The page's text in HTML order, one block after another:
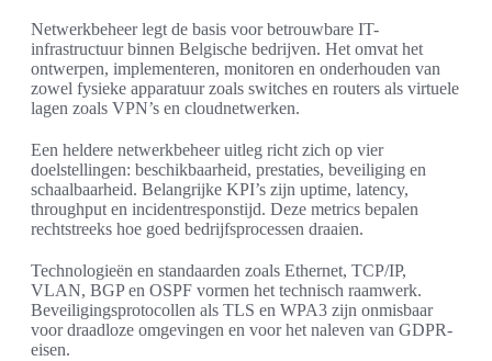
Netwerkbeheer legt de basis voor betrouwbare IT-
infrastructuur binnen Belgische bedrijven. Het omvat het
ontwerpen, implementeren, monitoren en onderhouden van
zowel fysieke apparatuur zoals switches en routers als virtuele
lagen zoals VPN’s en cloudnetwerken.
Een heldere netwerkbeheer uitleg richt zich op vier
doelstellingen: beschikbaarheid, prestaties, beveiliging en
schaalbaarheid. Belangrijke KPI’s zijn uptime, latency,
throughput en incidentresponstijd. Deze metrics bepalen
rechtstreeks hoe goed bedrijfsprocessen draaien.
Technologieën en standaarden zoals Ethernet, TCP/IP,
VLAN, BGP en OSPF vormen het technisch raamwerk.
Beveiligingsprotocollen als TLS en WPA3 zijn onmisbaar
voor draadloze omgevingen en voor het naleven van GDPR-
eisen.